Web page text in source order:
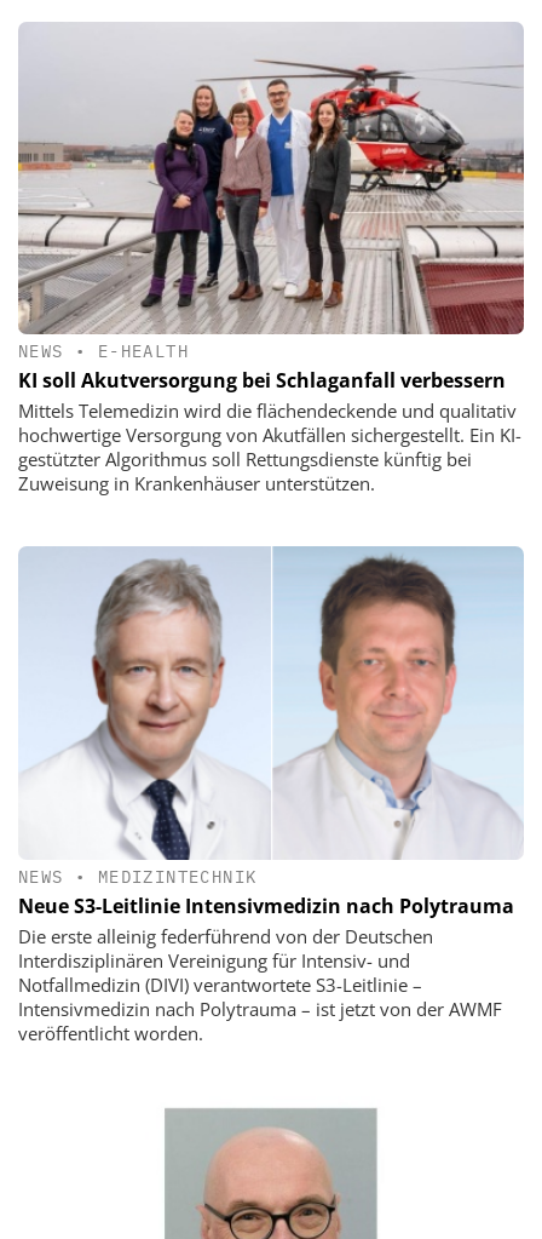
NEWS • E-HEALTH
KI soll Akutversorgung bei Schlaganfall verbessern
Mittels Telemedizin wird die flächendeckende und qualitativ
hochwertige Versorgung von Akutfällen sichergestellt. Ein KI-
gestützter Algorithmus soll Rettungsdienste künftig bei
Zuweisung in Krankenhäuser unterstützen.
NEWS • MEDIZINTECHNIK
Neue S3-Leitlinie Intensivmedizin nach Polytrauma
Die erste alleinig federführend von der Deutschen
Interdisziplinären Vereinigung für Intensiv- und
Notfallmedizin (DIVI) verantwortete S3-Leitlinie –
Intensivmedizin nach Polytrauma – ist jetzt von der AWMF
veröffentlicht worden.